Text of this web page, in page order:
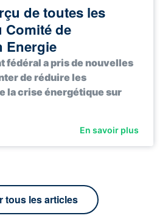
de toutes les
de
Energie
fédéral a pris de nouvelles
de réduire les
la crise énergétique sur
En savoir plus
tous les articles